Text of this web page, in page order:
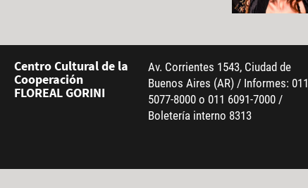
Centro Cultural de la
Cooperación
FLOREAL GORINI
Av. Corrientes 1543, Ciudad de
Buenos Aires (AR) / Informes: 011
5077-8000 o 011 6091-7000 /
Boletería interno 8313